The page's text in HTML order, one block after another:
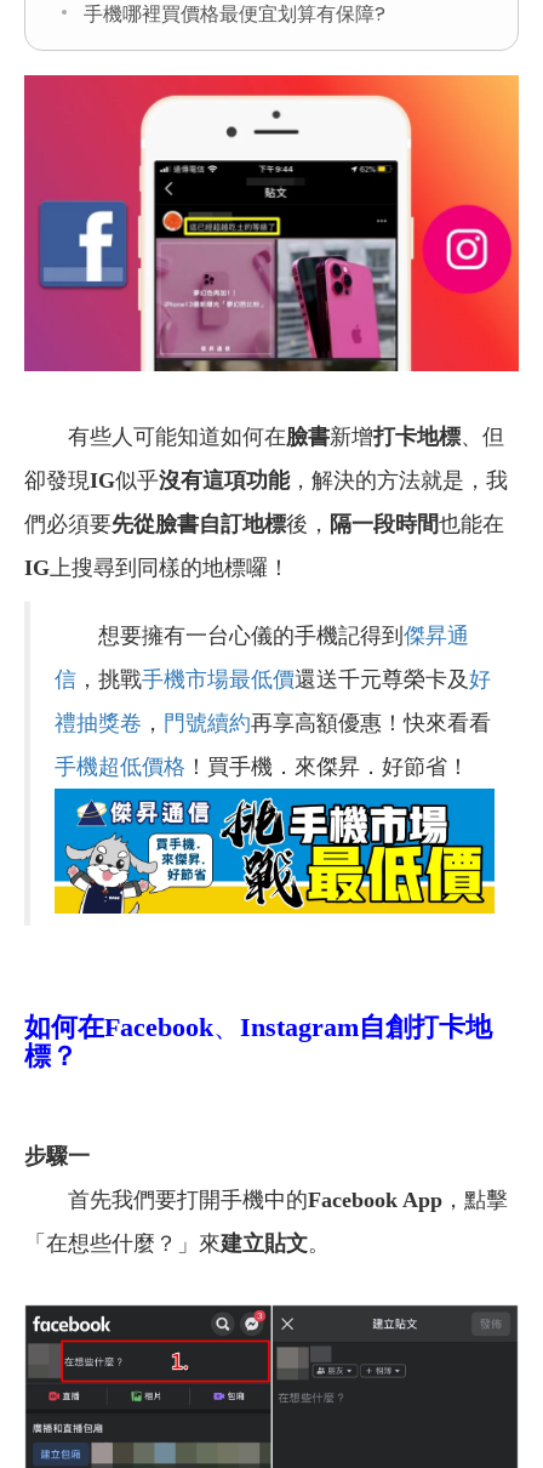
手機哪裡買價格最便宜划算有保障?
有些人可能知道如何在臉書新增打卡地標、但
卻發現IG似乎沒有這項功能，解決的方法就是，我
們必須要先從臉書自訂地標後， 隔一段時間也能在
IG 上搜尋到同樣的地標囉！
想要擁有一台心儀的手機記得到 傑昇通
信 ，挑戰手機市場最低價還送千元尊榮卡及好
禮抽獎卷 ， 門號續約再享高額優惠！快來看看
手機超低價格 ！買手機．來傑昇．好節省！
如何在Facebook、 Instagram自創打卡地
標？
步驟一
首先我們要打開手機中的Facebook App ，點擊
「在想些什麼？」來建立貼文。